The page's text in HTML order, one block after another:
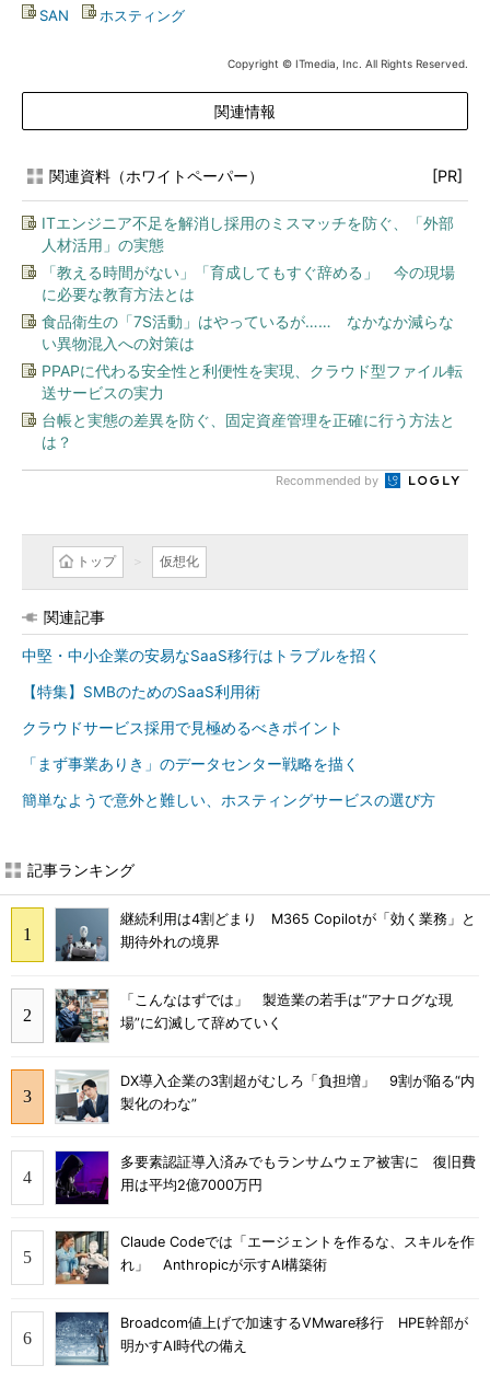
SAN
ホスティング
Copyright © ITmedia, Inc. All Rights Reserved.
関連情報
関連資料（ホワイトペーパー） [PR]
ITエンジニア不足を解消し採用のミスマッチを防ぐ、「外部
人材活用」の実態
「教える時間がない」「育成してもすぐ辞める」 今の現場
に必要な教育方法とは
食品衛生の「7S活動」はやっているが…… なかなか減らな
い異物混入への対策は
PPAPに代わる安全性と利便性を実現、クラウド型ファイル転
送サービスの実力
台帳と実態の差異を防ぐ、固定資産管理を正確に行う方法と
は？
Recommended by
トップ 仮想化
関連記事
中堅・中小企業の安易なSaaS移行はトラブルを招く
【特集】SMBのためのSaaS利用術
クラウドサービス採用で見極めるべきポイント
「まず事業ありき」のデータセンター戦略を描く
簡単なようで意外と難しい、ホスティングサービスの選び方
記事ランキング
継続利用は4割どまり M365 Copilotが「効く業務」と
期待外れの境界
「こんなはずでは」 製造業の若手は“アナログな現
場”に幻滅して辞めていく
DX導入企業の3割超がむしろ「負担増」 9割が陥る“内
製化のわな”
多要素認証導入済みでもランサムウェア被害に 復旧費
用は平均2億7000万円
Claude Codeでは「エージェントを作るな、スキルを作
れ」 Anthropicが示すAI構築術
Broadcom値上げで加速するVMware移行 HPE幹部が
明かすAI時代の備え